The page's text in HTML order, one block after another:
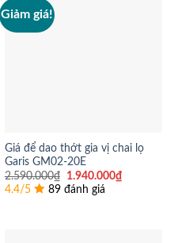
Giảm giá!
Giá để dao thớt gia vị chai lọ
Garis GM02-20E
2.590.000₫
Giá
gốc
là:
1.940.000₫Giá
4.4/5 89 đánh giá